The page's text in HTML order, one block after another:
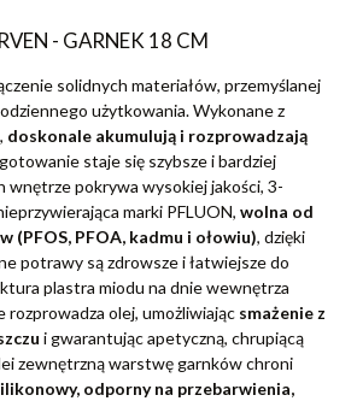
- GARNEK 18 CM
solidnych materiałów, przemyślanej
użytkowania. Wykonane z
doskonale akumulują i rozprowadzają
staje się szybsze i bardziej
wnętrze pokrywa wysokiej jakości, 3-
marki PFLUON, wolna od
(PFOS, PFOA, kadmu i ołowiu), dzięki
potrawy są zdrowsze i łatwiejsze do
plastra miodu na dnie wewnętrza
rozprowadza olej, umożliwiając smażenie z
i gwarantując apetyczną, chrupiącą
zewnętrzną warstwę garnków chroni
odporny na przebarwienia,